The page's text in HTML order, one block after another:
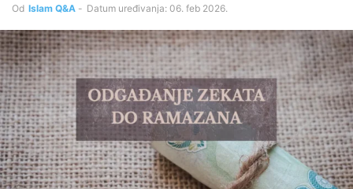
Od Islam Q&A - Datum uređivanja: 06. feb 2026.